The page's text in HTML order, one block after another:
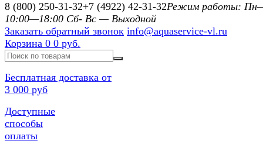
8 (800) 250-31-32+7 (4922) 42-31-32Режим работы:
10:00—18:00 Сб- Вс — Выходной
Заказать обратный звонок info@aquaservice-vl.ru
Корзина 0 0 руб.
Бесплатная доставка от
3 000 руб
Доступные
способы
оплаты